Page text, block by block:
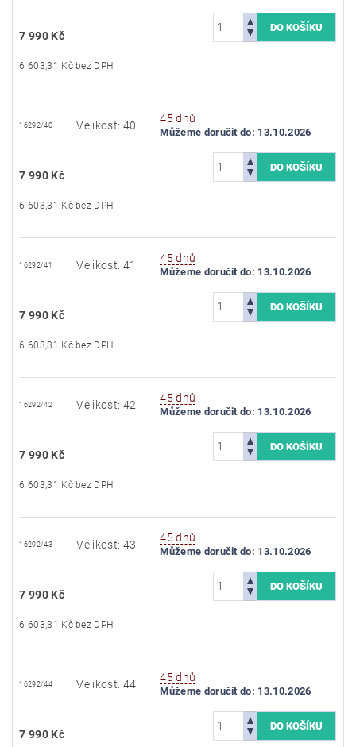
7 990 Kč
6 603,31 Kč bez DPH
16292/40 Velikost: 40
45 dnů
Můžeme doručit do: 13.10.2026
7 990 Kč
6 603,31 Kč bez DPH
16292/41 Velikost: 41
45 dnů
Můžeme doručit do: 13.10.2026
7 990 Kč
6 603,31 Kč bez DPH
16292/42 Velikost: 42
45 dnů
Můžeme doručit do: 13.10.2026
7 990 Kč
6 603,31 Kč bez DPH
16292/43 Velikost: 43
45 dnů
Můžeme doručit do: 13.10.2026
7 990 Kč
6 603,31 Kč bez DPH
16292/44 Velikost: 44
45 dnů
Můžeme doručit do: 13.10.2026
7 990 Kč